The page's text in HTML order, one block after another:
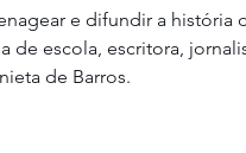
e difundir a história
de escola, escritora,
de Barros.